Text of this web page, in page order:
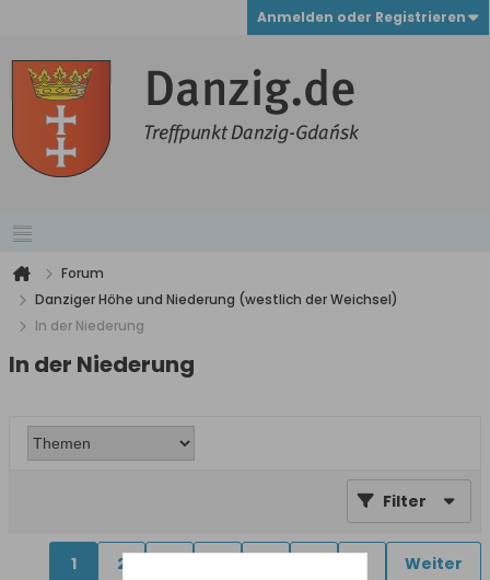
Anmelden oder Registrieren
Forum
Danziger Höhe und Niederung (westlich der Weichsel)
In der Niederung
In der Niederung
Filter
1 2 Weiter